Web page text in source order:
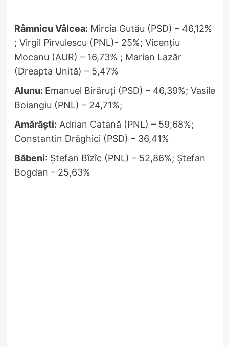
Râmnicu Vâlcea: Mircia Gutău (PSD) – 46,12%
; Virgil Pîrvulescu (PNL)- 25%; Vicențiu
Mocanu (AUR) – 16,73% ; Marian Lazăr
(Dreapta Unită) – 5,47%
Alunu: Emanuel Birăruți (PSD) – 46,39%; Vasile
Boiangiu (PNL) – 24,71%;
Amărăști: Adrian Catană (PNL) – 59,68%;
Constantin Drăghici (PSD) – 36,41%
Băbeni: Ștefan Bîzîc (PNL) – 52,86%; Ștefan
Bogdan – 25,63%